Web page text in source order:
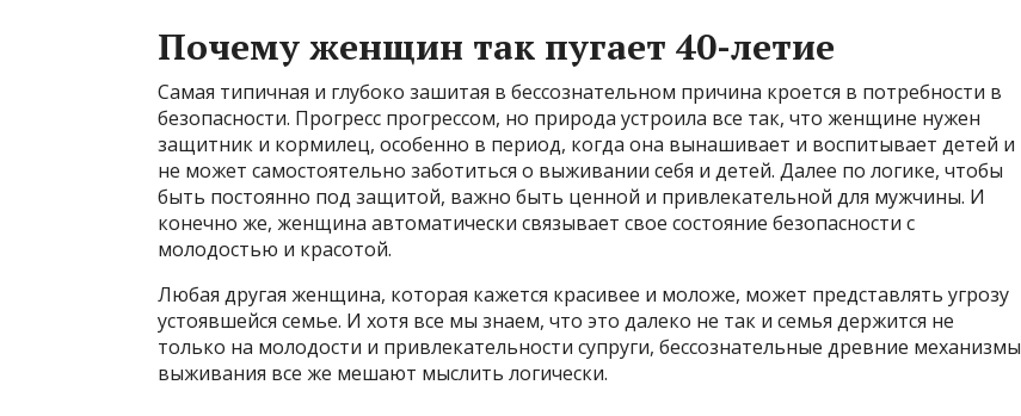
Почему женщин так пугает 40-летие
Самая типичная и глубоко зашитая в бессознательном причина кроется в потребности в
безопасности. Прогресс прогрессом, но природа устроила все так, что женщине нужен
защитник и кормилец, особенно в период, когда она вынашивает и воспитывает детей и
не может самостоятельно заботиться о выживании себя и детей. Далее по логике, чтобы
быть постоянно под защитой, важно быть ценной и привлекательной для мужчины. И
конечно же, женщина автоматически связывает свое состояние безопасности с
молодостью и красотой.
Любая другая женщина, которая кажется красивее и моложе, может представлять угрозу
устоявшейся семье. И хотя все мы знаем, что это далеко не так и семья держится не
только на молодости и привлекательности супруги, бессознательные древние механизмы
выживания все же мешают мыслить логически.